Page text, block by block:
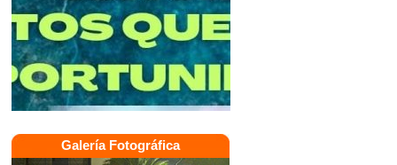
Galería Fotográfica